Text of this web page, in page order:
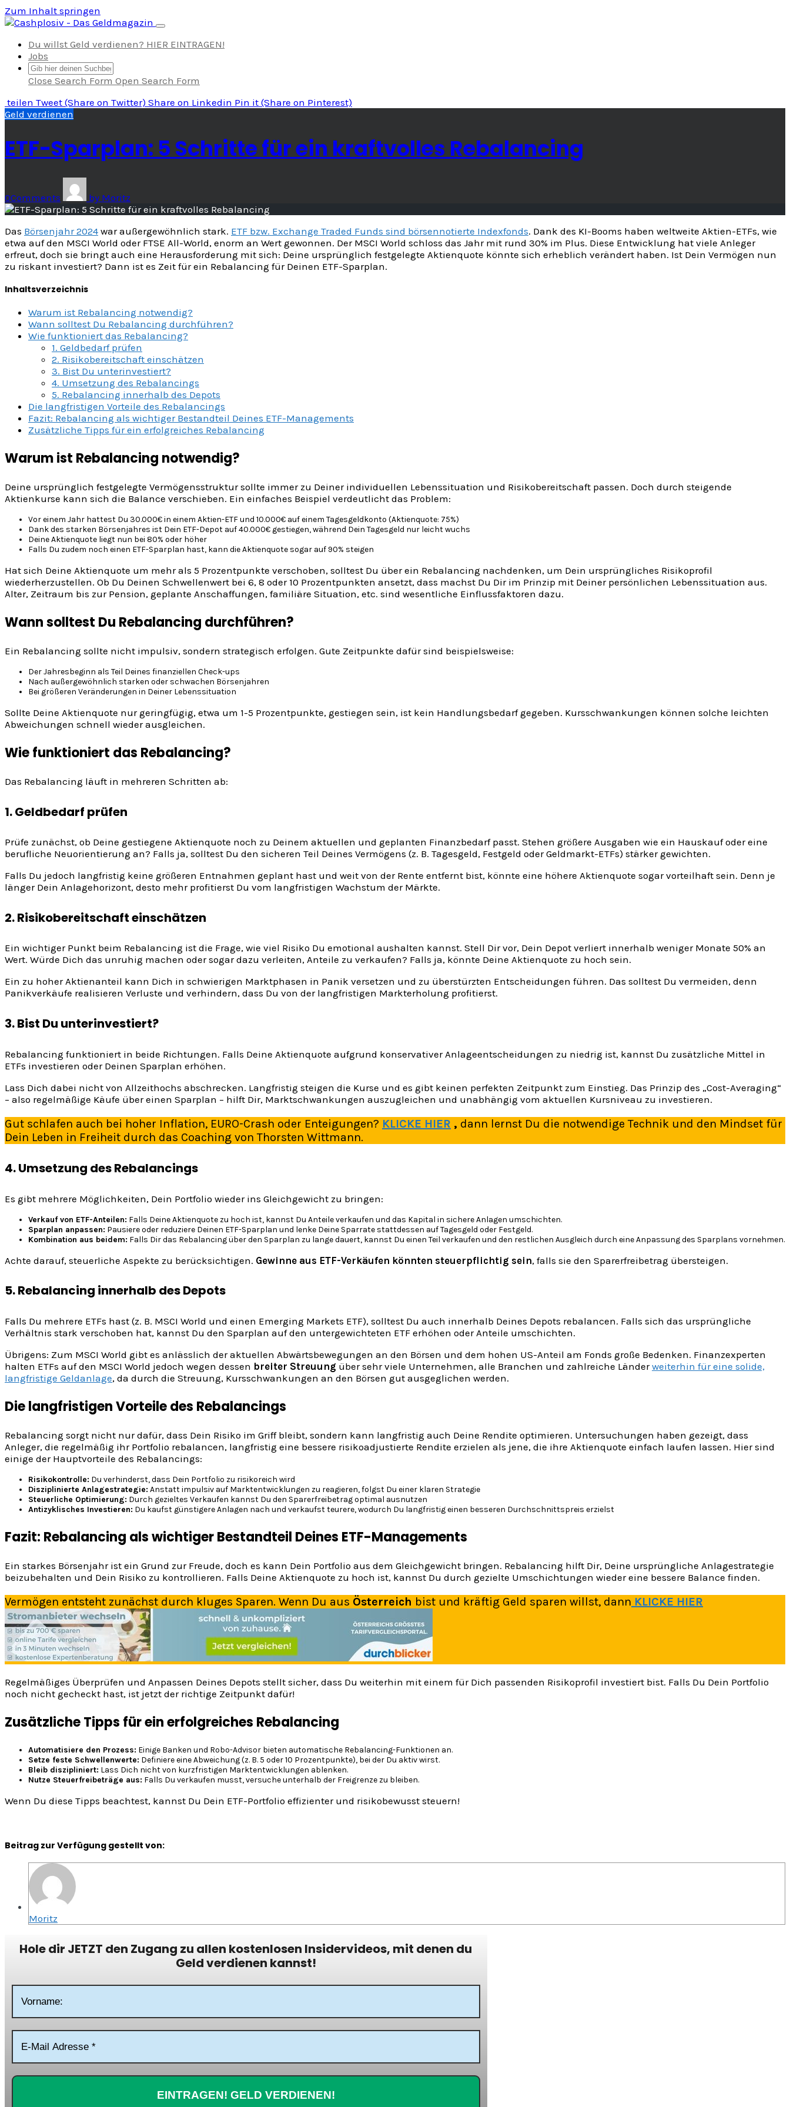
Zum Inhalt springen
Navigation umschalten
Du willst Geld verdienen? HIER EINTRAGEN!
Jobs
Close Search Form Open Search Form
teilen Tweet (Share on Twitter) Share on Linkedin Pin it (Share on Pinterest)
Geld verdienen
ETF-Sparplan: 5 Schritte für ein kraftvolles Rebalancing
0Comments by Moritz
Das Börsenjahr 2024 war außergewöhnlich stark. ETF bzw. Exchange Traded Funds sind börsennotierte Indexfonds. Dank des KI-Booms haben weltweite Aktien-ETFs, wie
etwa auf den MSCI World oder FTSE All-World, enorm an Wert gewonnen. Der MSCI World schloss das Jahr mit rund 30% im Plus. Diese Entwicklung hat viele Anleger
erfreut, doch sie bringt auch eine Herausforderung mit sich: Deine ursprünglich festgelegte Aktienquote könnte sich erheblich verändert haben. Ist Dein Vermögen nun
zu riskant investiert? Dann ist es Zeit für ein Rebalancing für Deinen ETF-Sparplan.
Inhaltsverzeichnis
Warum ist Rebalancing notwendig?
Wann solltest Du Rebalancing durchführen?
Wie funktioniert das Rebalancing?
1. Geldbedarf prüfen
2. Risikobereitschaft einschätzen
3. Bist Du unterinvestiert?
4. Umsetzung des Rebalancings
5. Rebalancing innerhalb des Depots
Die langfristigen Vorteile des Rebalancings
Fazit: Rebalancing als wichtiger Bestandteil Deines ETF-Managements
Zusätzliche Tipps für ein erfolgreiches Rebalancing
Warum ist Rebalancing notwendig?
Deine ursprünglich festgelegte Vermögensstruktur sollte immer zu Deiner individuellen Lebenssituation und Risikobereitschaft passen. Doch durch steigende
Aktienkurse kann sich die Balance verschieben. Ein einfaches Beispiel verdeutlicht das Problem:
Vor einem Jahr hattest Du 30.000€ in einem Aktien-ETF und 10.000€ auf einem Tagesgeldkonto (Aktienquote: 75%)
Dank des starken Börsenjahres ist Dein ETF-Depot auf 40.000€ gestiegen, während Dein Tagesgeld nur leicht wuchs
Deine Aktienquote liegt nun bei 80% oder höher
Falls Du zudem noch einen ETF-Sparplan hast, kann die Aktienquote sogar auf 90% steigen
Hat sich Deine Aktienquote um mehr als 5 Prozentpunkte verschoben, solltest Du über ein Rebalancing nachdenken, um Dein ursprüngliches Risikoprofil
wiederherzustellen. Ob Du Deinen Schwellenwert bei 6, 8 oder 10 Prozentpunkten ansetzt, dass machst Du Dir im Prinzip mit Deiner persönlichen Lebenssituation aus.
Alter, Zeitraum bis zur Pension, geplante Anschaffungen, familiäre Situation, etc. sind wesentliche Einflussfaktoren dazu.
Wann solltest Du Rebalancing durchführen?
Ein Rebalancing sollte nicht impulsiv, sondern strategisch erfolgen. Gute Zeitpunkte dafür sind beispielsweise:
Der Jahresbeginn als Teil Deines finanziellen Check-ups
Nach außergewöhnlich starken oder schwachen Börsenjahren
Bei größeren Veränderungen in Deiner Lebenssituation
Sollte Deine Aktienquote nur geringfügig, etwa um 1-5 Prozentpunkte, gestiegen sein, ist kein Handlungsbedarf gegeben. Kursschwankungen können solche leichten
Abweichungen schnell wieder ausgleichen.
Wie funktioniert das Rebalancing?
Das Rebalancing läuft in mehreren Schritten ab:
1. Geldbedarf prüfen
Prüfe zunächst, ob Deine gestiegene Aktienquote noch zu Deinem aktuellen und geplanten Finanzbedarf passt. Stehen größere Ausgaben wie ein Hauskauf oder eine
berufliche Neuorientierung an? Falls ja, solltest Du den sicheren Teil Deines Vermögens (z. B. Tagesgeld, Festgeld oder Geldmarkt-ETFs) stärker gewichten.
Falls Du jedoch langfristig keine größeren Entnahmen geplant hast und weit von der Rente entfernt bist, könnte eine höhere Aktienquote sogar vorteilhaft sein. Denn je
länger Dein Anlagehorizont, desto mehr profitierst Du vom langfristigen Wachstum der Märkte.
2. Risikobereitschaft einschätzen
Ein wichtiger Punkt beim Rebalancing ist die Frage, wie viel Risiko Du emotional aushalten kannst. Stell Dir vor, Dein Depot verliert innerhalb weniger Monate 50% an
Wert. Würde Dich das unruhig machen oder sogar dazu verleiten, Anteile zu verkaufen? Falls ja, könnte Deine Aktienquote zu hoch sein.
Ein zu hoher Aktienanteil kann Dich in schwierigen Marktphasen in Panik versetzen und zu überstürzten Entscheidungen führen. Das solltest Du vermeiden, denn
Panikverkäufe realisieren Verluste und verhindern, dass Du von der langfristigen Markterholung profitierst.
3. Bist Du unterinvestiert?
Rebalancing funktioniert in beide Richtungen. Falls Deine Aktienquote aufgrund konservativer Anlageentscheidungen zu niedrig ist, kannst Du zusätzliche Mittel in
ETFs investieren oder Deinen Sparplan erhöhen.
Lass Dich dabei nicht von Allzeithochs abschrecken. Langfristig steigen die Kurse und es gibt keinen perfekten Zeitpunkt zum Einstieg. Das Prinzip des „Cost-Averaging“
– also regelmäßige Käufe über einen Sparplan – hilft Dir, Marktschwankungen auszugleichen und unabhängig vom aktuellen Kursniveau zu investieren.
Gut schlafen auch bei hoher Inflation, EURO-Crash oder Enteigungen? KLICKE HIER , dann lernst Du die notwendige Technik und den Mindset für
Dein Leben in Freiheit durch das Coaching von Thorsten Wittmann.
4. Umsetzung des Rebalancings
Es gibt mehrere Möglichkeiten, Dein Portfolio wieder ins Gleichgewicht zu bringen:
Verkauf von ETF-Anteilen: Falls Deine Aktienquote zu hoch ist, kannst Du Anteile verkaufen und das Kapital in sichere Anlagen umschichten.
Sparplan anpassen: Pausiere oder reduziere Deinen ETF-Sparplan und lenke Deine Sparrate stattdessen auf Tagesgeld oder Festgeld.
Kombination aus beidem: Falls Dir das Rebalancing über den Sparplan zu lange dauert, kannst Du einen Teil verkaufen und den restlichen Ausgleich durch eine Anpassung des Sparplans vornehmen.
Achte darauf, steuerliche Aspekte zu berücksichtigen. Gewinne aus ETF-Verkäufen könnten steuerpflichtig sein, falls sie den Sparerfreibetrag übersteigen.
5. Rebalancing innerhalb des Depots
Falls Du mehrere ETFs hast (z. B. MSCI World und einen Emerging Markets ETF), solltest Du auch innerhalb Deines Depots rebalancen. Falls sich das ursprüngliche
Verhältnis stark verschoben hat, kannst Du den Sparplan auf den untergewichteten ETF erhöhen oder Anteile umschichten.
Übrigens: Zum MSCI World gibt es anlässlich der aktuellen Abwärtsbewegungen an den Börsen und dem hohen US-Anteil am Fonds große Bedenken. Finanzexperten
halten ETFs auf den MSCI World jedoch wegen dessen breiter Streuung über sehr viele Unternehmen, alle Branchen und zahlreiche Länderweiterhin für eine solide,
langfristige Geldanlage, da durch die Streuung, Kursschwankungen an den Börsen gut ausgeglichen werden.
Die langfristigen Vorteile des Rebalancings
Rebalancing sorgt nicht nur dafür, dass Dein Risiko im Griff bleibt, sondern kann langfristig auch Deine Rendite optimieren. Untersuchungen haben gezeigt, dass
Anleger, die regelmäßig ihr Portfolio rebalancen, langfristig eine bessere risikoadjustierte Rendite erzielen als jene, die ihre Aktienquote einfach laufen lassen. Hier sind
einige der Hauptvorteile des Rebalancings:
Risikokontrolle: Du verhinderst, dass Dein Portfolio zu risikoreich wird
Disziplinierte Anlagestrategie: Anstatt impulsiv auf Marktentwicklungen zu reagieren, folgst Du einer klaren Strategie
Steuerliche Optimierung: Durch gezieltes Verkaufen kannst Du den Sparerfreibetrag optimal ausnutzen
Antizyklisches Investieren: Du kaufst günstigere Anlagen nach und verkaufst teurere, wodurch Du langfristig einen besseren Durchschnittspreis erzielst
Fazit: Rebalancing als wichtiger Bestandteil Deines ETF-Managements
Ein starkes Börsenjahr ist ein Grund zur Freude, doch es kann Dein Portfolio aus dem Gleichgewicht bringen. Rebalancing hilft Dir, Deine ursprüngliche Anlagestrategie
beizubehalten und Dein Risiko zu kontrollieren. Falls Deine Aktienquote zu hoch ist, kannst Du durch gezielte Umschichtungen wieder eine bessere Balance finden.
Vermögen entsteht zunächst durch kluges Sparen. Wenn Du aus Österreich bist und kräftig Geld sparen willst, dann KLICKE HIER
Regelmäßiges Überprüfen und Anpassen Deines Depots stellt sicher, dass Du weiterhin mit einem für Dich passenden Risikoprofil investiert bist. Falls Du Dein Portfolio
noch nicht gecheckt hast, ist jetzt der richtige Zeitpunkt dafür!
Zusätzliche Tipps für ein erfolgreiches Rebalancing
Automatisiere den Prozess: Einige Banken und Robo-Advisor bieten automatische Rebalancing-Funktionen an.
Setze feste Schwellenwerte: Definiere eine Abweichung (z. B. 5 oder 10 Prozentpunkte), bei der Du aktiv wirst.
Bleib diszipliniert: Lass Dich nicht von kurzfristigen Marktentwicklungen ablenken.
Nutze Steuerfreibeträge aus: Falls Du verkaufen musst, versuche unterhalb der Freigrenze zu bleiben.
Wenn Du diese Tipps beachtest, kannst Du Dein ETF-Portfolio effizienter und risikobewusst steuern!
Beitrag zur Verfügung gestellt von:
Moritz
Hole dir JETZT den Zugang zu allen kostenlosen Insidervideos, mit denen du
Geld verdienen kannst!